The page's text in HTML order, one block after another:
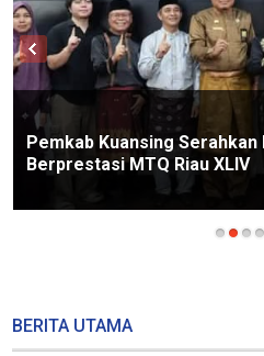
Pemkab Kuansing Serahkan
Berprestasi MTQ Riau XLIV
BERITA UTAMA